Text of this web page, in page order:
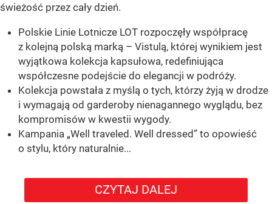
świeżość przez cały dzień.
Polskie Linie Lotnicze LOT rozpoczęły współpracę
z kolejną polską marką – Vistulą, której wynikiem jest
wyjątkowa kolekcja kapsułowa, redefiniująca
współczesne podejście do elegancji w podróży.
Kolekcja powstała z myślą o tych, którzy żyją w drodze
i wymagają od garderoby nienagannego wyglądu, bez
kompromisów w kwestii wygody.
Kampania „Well traveled. Well dressed” to opowieść
o stylu, który naturalnie...
CZYTAJ DALEJ